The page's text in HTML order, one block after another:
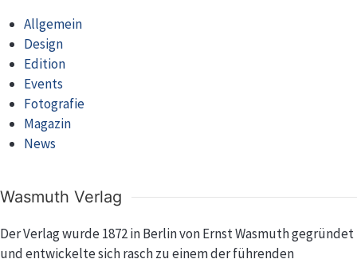
Allgemein
Design
Edition
Events
Fotografie
Magazin
News
Wasmuth Verlag
Der Verlag wurde 1872 in Berlin von Ernst Wasmuth gegründet
und entwickelte sich rasch zu einem der führenden